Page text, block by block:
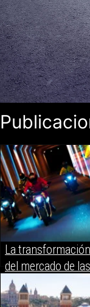
La transformación
del mercado de las
motos: El auge de
las eléctricas